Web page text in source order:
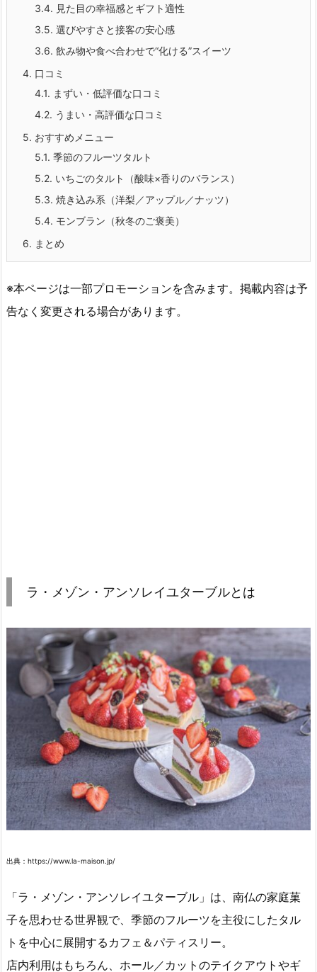
3.4. 見た目の幸福感とギフト適性
3.5. 選びやすさと接客の安心感
3.6. 飲み物や食べ合わせで“化ける”スイーツ
4. 口コミ
4.1. まずい・低評価な口コミ
4.2. うまい・高評価な口コミ
5. おすすめメニュー
5.1. 季節のフルーツタルト
5.2. いちごのタルト（酸味×香りのバランス）
5.3. 焼き込み系（洋梨／アップル／ナッツ）
5.4. モンブラン（秋冬のご褒美）
6. まとめ
※本ページは一部プロモーションを含みます。掲載内容は予
告なく変更される場合があります。
ラ・メゾン・アンソレイユターブルとは
出典：https://www.la-maison.jp/
「ラ・メゾン・アンソレイユターブル」は、南仏の家庭菓
子を思わせる世界観で、季節のフルーツを主役にしたタル
トを中心に展開するカフェ＆パティスリー。
店内利用はもちろん、ホール／カットのテイクアウトやギ